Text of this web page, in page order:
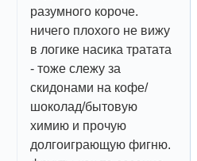
разумного короче.
ничего плохого не вижу
в логике насика тратата
- тоже слежу за
скидонами на кофе/
шоколад/бытовую
химию и прочую
долгоиграющую фигню.